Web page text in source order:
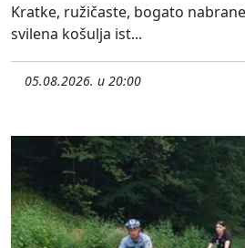
Kratke, ružičaste, bogato
svilena košulja ist...
05.08.2026. u 20:00